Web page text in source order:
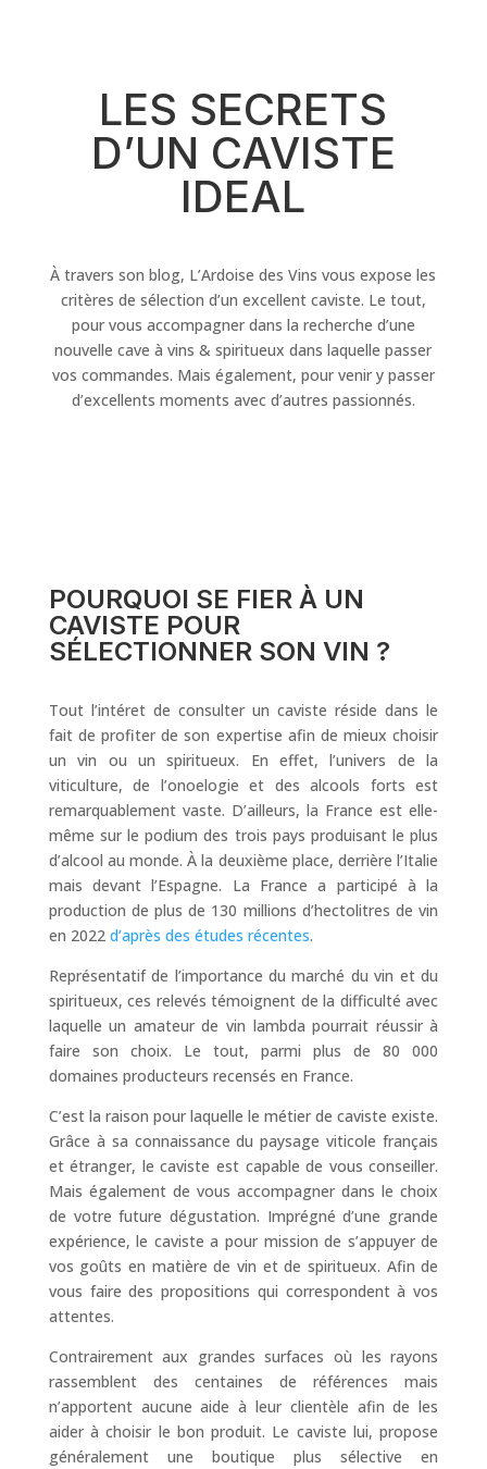
LES SECRETS
D’UN CAVISTE
IDEAL
À travers son blog, L’Ardoise des Vins vous expose les
critères de sélection d’un excellent caviste. Le tout,
pour vous accompagner dans la recherche d’une
nouvelle cave à vins & spiritueux dans laquelle passer
vos commandes. Mais également, pour venir y passer
d’excellents moments avec d’autres passionnés.
POURQUOI SE FIER À UN
CAVISTE POUR
SÉLECTIONNER SON VIN ?
Tout l’intéret de consulter un caviste réside dans le
fait de profiter de son expertise afin de mieux choisir
un vin ou un spiritueux. En effet, l’univers de la
viticulture, de l’onoelogie et des alcools forts est
remarquablement vaste. D’ailleurs, la France est elle-
même sur le podium des trois pays produisant le plus
d’alcool au monde. À la deuxième place, derrière l’Italie
mais devant l’Espagne. La France a participé à la
production de plus de 130 millions d’hectolitres de vin
en 2022 d’après des études récentes.
Représentatif de l’importance du marché du vin et du
spiritueux, ces relevés témoignent de la difficulté avec
laquelle un amateur de vin lambda pourrait réussir à
faire son choix. Le tout, parmi plus de 80 000
domaines producteurs recensés en France.
C’est la raison pour laquelle le métier de caviste existe.
Grâce à sa connaissance du paysage viticole français
et étranger, le caviste est capable de vous conseiller.
Mais également de vous accompagner dans le choix
de votre future dégustation. Imprégné d’une grande
expérience, le caviste a pour mission de s’appuyer de
vos goûts en matière de vin et de spiritueux. Afin de
vous faire des propositions qui correspondent à vos
attentes.
Contrairement aux grandes surfaces où les rayons
rassemblent des centaines de références mais
n’apportent aucune aide à leur clientèle afin de les
aider à choisir le bon produit. Le caviste lui, propose
généralement une boutique plus sélective en